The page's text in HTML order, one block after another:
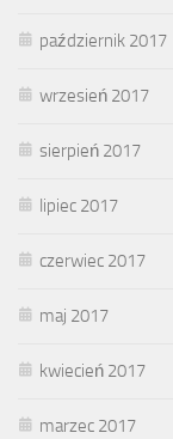
październik 2017
wrzesień 2017
sierpień 2017
lipiec 2017
czerwiec 2017
maj 2017
kwiecień 2017
marzec 2017